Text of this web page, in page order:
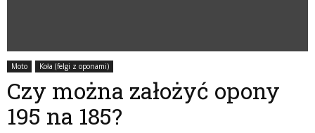
Moto Koła (felgi z oponami)
Czy można założyć opony
195 na 185?